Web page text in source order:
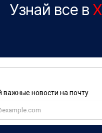
Узнай все в X